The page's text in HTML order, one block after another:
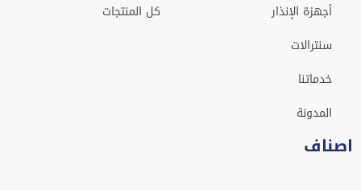
أجهزة الإنذار
سنترالات
خدماتنا
المدونة
كل المنتجات
اصناف